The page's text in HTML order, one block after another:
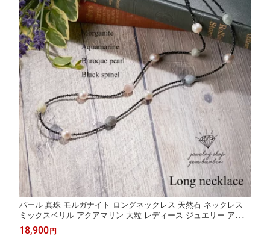
パール 真珠 モルガナイト ロングネックレス 天然石 ネックレス
ミックスベリル アクアマリン 大粒 レディース ジュエリー アクセ
サリー ファッション プレゼント 品質保証 30代 40代 50代 60代
送料無料 ラッピング無料
18,900円